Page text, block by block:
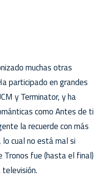
muchas otras
participado en grandes
y Terminator, y ha
como Antes de ti
la recuerde con más
cual no está mal si
Tronos fue (hasta el final)